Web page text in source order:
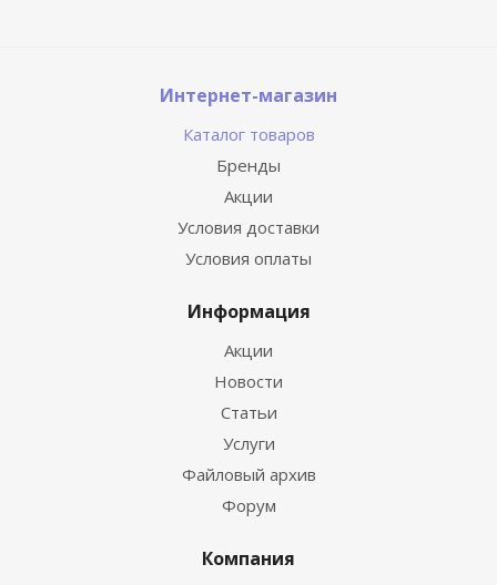
Интернет-магазин
Каталог товаров
Бренды
Акции
Условия доставки
Условия оплаты
Информация
Акции
Новости
Статьи
Услуги
Файловый архив
Форум
Компания